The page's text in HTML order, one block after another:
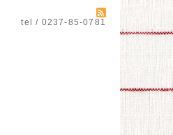
tel / 0237-85-0781